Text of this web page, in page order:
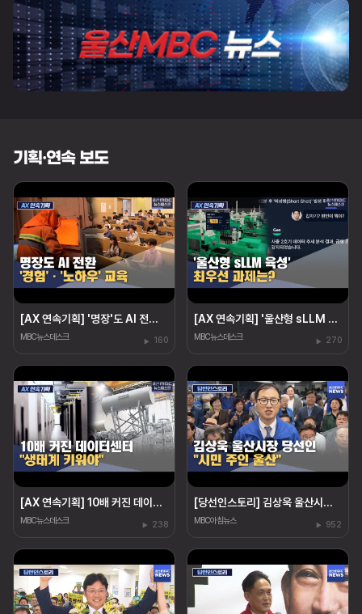
기획·연속 보도
[AX 연속기획] '명장'도 AI 전환‥"경험·노하우도 교육"
MBC뉴스데스크 160
[AX 연속기획] '울산형 sLLM 육성' 최우선 과제는?
MBC뉴스데스크 270
[AX 연속기획] 10배 커진 데이터센터 "생태계 키워야"
MBC뉴스데스크 238
[당선인스토리] 김상욱 울산시장 당선인 "시민 주인 울산"
MBC아침뉴스 952